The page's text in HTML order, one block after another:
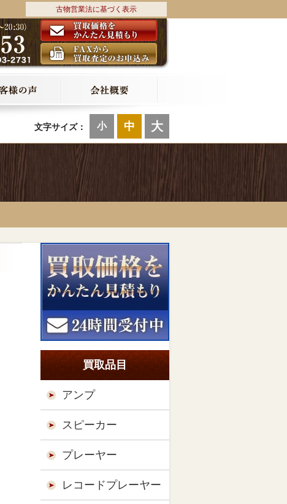
古物営業法に基づく表示
文字サイズ： 小 中 大
買取品目
アンプ
スピーカー
プレーヤー
レコードプレーヤー